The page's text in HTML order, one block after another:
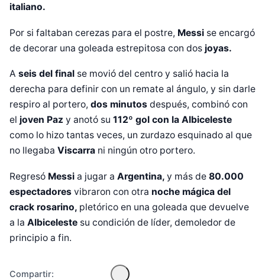
italiano.
Por si faltaban cerezas para el postre, Messi se encargó
de decorar una goleada estrepitosa con dos joyas.
A seis del final se movió del centro y salió hacia la
derecha para definir con un remate al ángulo, y sin darle
respiro al portero, dos minutos después, combinó con
el joven Paz y anotó su 112º gol con la Albiceleste
como lo hizo tantas veces, un zurdazo esquinado al que
no llegaba Viscarra ni ningún otro portero.
Regresó Messi a jugar a Argentina, y más de 80.000
espectadores vibraron con otra noche mágica del
crack rosarino, pletórico en una goleada que devuelve
a la Albiceleste su condición de líder, demoledor de
principio a fin.
Compartir:
Diseñado por Shiro